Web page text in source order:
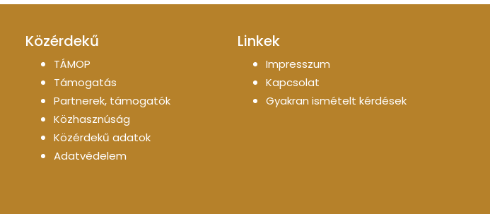
Közérdekű
TÁMOP
Támogatás
Partnerek, támogatók
Közhasznúság
Közérdekű adatok
Adatvédelem
Linkek
Impresszum
Kapcsolat
Gyakran ismételt kérdések